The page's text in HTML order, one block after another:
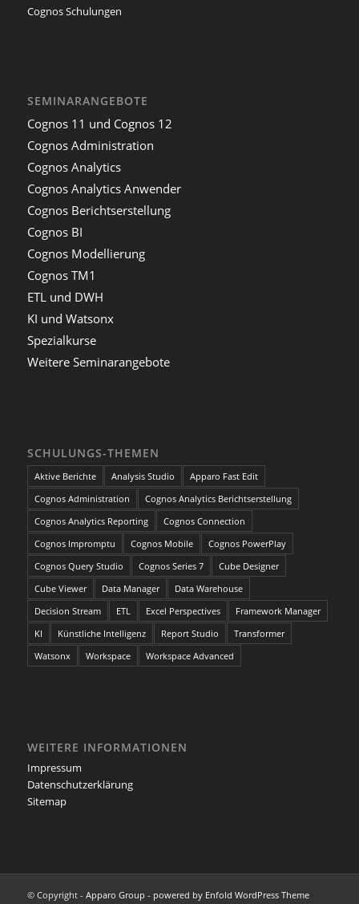
Cognos Schulungen
SEMINARANGEBOTE
Cognos 11 und Cognos 12
Cognos Administration
Cognos Analytics
Cognos Analytics Anwender
Cognos Berichtserstellung
Cognos BI
Cognos Modellierung
Cognos TM1
ETL und DWH
KI und Watsonx
Spezialkurse
Weitere Seminarangebote
SCHULUNGS-THEMEN
Aktive Berichte Analysis Studio
Apparo Fast Edit
Cognos Administration
Cognos Analytics Berichtserstellung
Cognos Analytics Reporting
Cognos Connection
Cognos Impromptu
Cognos Mobile
Cognos PowerPlay
Cognos Query Studio
Cognos Series 7
Cube Designer
Cube Viewer
Data Manager
Data Warehouse
Decision Stream
ETL Excel Perspectives
Framework Manager
KI
Künstliche Intelligenz Report Studio
Transformer
Watsonx
Workspace Workspace Advanced
WEITERE INFORMATIONEN
Impressum
Datenschutzerklärung
Sitemap
© Copyright - Apparo Group - powered by Enfold WordPress Theme